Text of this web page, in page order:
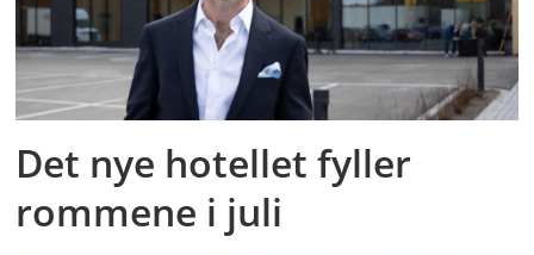
Det nye hotellet fyller
rommene i juli